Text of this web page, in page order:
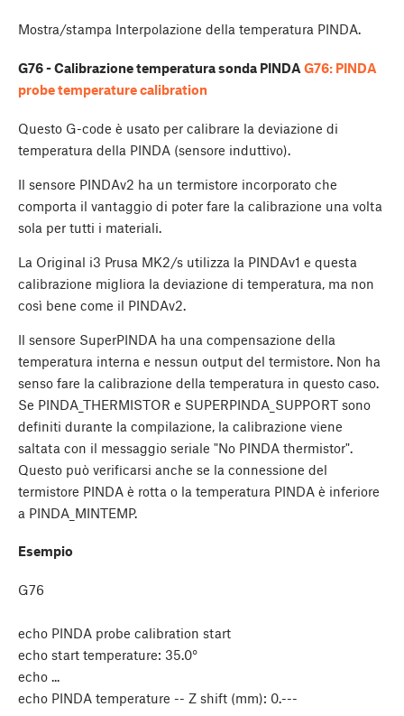
Mostra/stampa Interpolazione della temperatura PINDA.
G76 - Calibrazione temperatura sonda PINDA G76: PINDA
probe temperature calibration
Questo G-code è usato per calibrare la deviazione di
temperatura della PINDA (sensore induttivo).
Il sensore PINDAv2 ha un termistore incorporato che
comporta il vantaggio di poter fare la calibrazione una volta
sola per tutti i materiali.
La Original i3 Prusa MK2/s utilizza la PINDAv1 e questa
calibrazione migliora la deviazione di temperatura, ma non
così bene come il PINDAv2.
Il sensore SuperPINDA ha una compensazione della
temperatura interna e nessun output del termistore. Non ha
senso fare la calibrazione della temperatura in questo caso.
Se PINDA_THERMISTOR e SUPERPINDA_SUPPORT sono
definiti durante la compilazione, la calibrazione viene
saltata con il messaggio seriale "No PINDA thermistor".
Questo può verificarsi anche se la connessione del
termistore PINDA è rotta o la temperatura PINDA è inferiore
a PINDA_MINTEMP.
Esempio
G76
echo PINDA probe calibration start
echo start temperature: 35.0°
echo ...
echo PINDA temperature -- Z shift (mm): 0.---